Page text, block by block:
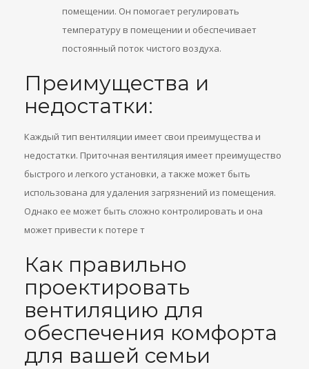
помещении. Он помогает регулировать
температуру в помещении и обеспечивает
постоянный поток чистого воздуха.
Преимущества и
недостатки:
Каждый тип вентиляции имеет свои преимущества и
недостатки. Приточная вентиляция имеет преимущество
быстрого и легкого установки, а также может быть
использована для удаления загрязнений из помещения.
Однако ее может быть сложно контролировать и она
может привести к потере т
Как правильно
проектировать
вентиляцию для
обеспечения комфорта
для вашей семьи